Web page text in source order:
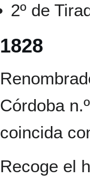
2º de
1828
Córdoba
coincida
Recoge el